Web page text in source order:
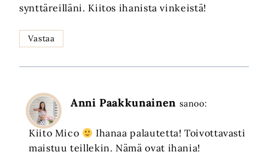
synttäreilläni. Kiitos ihanista vinkeistä!
Vastaa
Anni Paakkunainen sanoo:
Kiito Mico
Ihanaa palautetta! Toivottavasti
maistuu teillekin. Nämä ovat ihania!